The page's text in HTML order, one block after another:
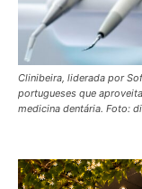
Clinibeira, liderada por
portugueses que
medicina dentária. Foto: